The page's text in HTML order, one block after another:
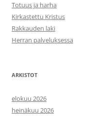
Totuus ja harha
Kirkastettu Kristus
Rakkauden laki
Herran palveluksessa
ARKISTOT
elokuu 2026
heinäkuu 2026